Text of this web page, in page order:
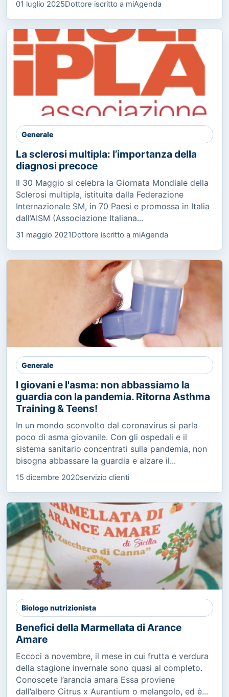
01 luglio 2025Dottore iscritto a miAgenda
Generale
La sclerosi multipla: l’importanza della
diagnosi precoce
Il 30 Maggio si celebra la Giornata Mondiale della
Sclerosi multipla, istituita dalla Federazione
Internazionale SM, in 70 Paesi e promossa in Italia
dall’AISM (Associazione Italiana...
31 maggio 2021Dottore iscritto a miAgenda
Generale
I giovani e l'asma: non abbassiamo la
guardia con la pandemia. Ritorna Asthma
Training & Teens!
In un mondo sconvolto dal coronavirus si parla
poco di asma giovanile. Con gli ospedali e il
sistema sanitario concentrati sulla pandemia, non
bisogna abbassare la guardia e alzare il...
15 dicembre 2020servizio clienti
Biologo nutrizionista
Benefici della Marmellata di Arance
Amare
Eccoci a novembre, il mese in cui frutta e verdura
della stagione invernale sono quasi al completo.
Conoscete l’arancia amara Essa proviene
dall’albero Citrus x Aurantium o melangolo, ed è...